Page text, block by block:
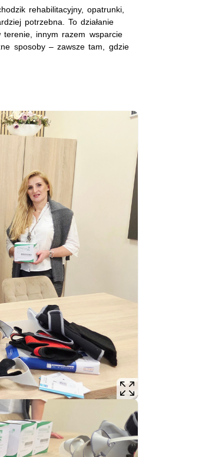
rehabilitacyjny, opatrunki,
potrzebna. To działanie
innym razem wsparcie
sposoby – zawsze tam, gdzie